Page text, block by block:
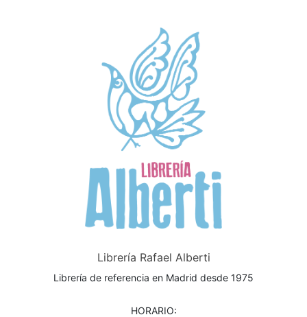
Librería Rafael Alberti
Librería de referencia en Madrid desde 1975
HORARIO: